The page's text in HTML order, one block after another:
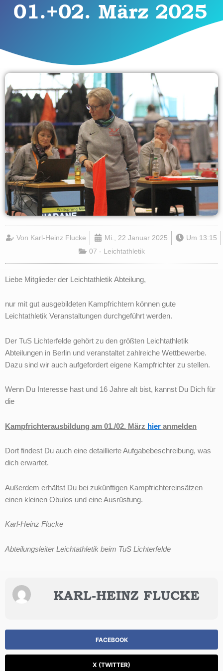
01.+02. März 2025
Von Karl-Heinz Flucke Mi., 22 Januar 2025 Um 13:15
07 - Leichtathletik
Liebe Mitglieder der Leichtathletik Abteilung,
nur mit gut ausgebildeten Kampfrichtern können gute
Leichtathletik Veranstaltungen durchgeführt werden.
Der TuS Lichterfelde gehört zu den größten Leichtathletik
Abteilungen in Berlin und veranstaltet zahlreiche Wettbewerbe.
Dazu sind wir auch aufgefordert eigene Kampfrichter zu stellen.
Wenn Du Interesse hast und 16 Jahre alt bist, kannst Du Dich für
die
Kampfrichterausbildung am 01./02. März hier anmelden
Dort findest Du auch eine detaillierte Aufgabebeschreibung, was
dich erwartet.
Außerdem erhältst Du bei zukünftigen Kampfrichtereinsätzen
einen kleinen Obulos und eine Ausrüstung.
Karl-Heinz Flucke
Abteilungsleiter Leichtathletik beim TuS Lichterfelde
KARL-HEINZ FLUCKE
FACEBOOK
X (TWITTER)